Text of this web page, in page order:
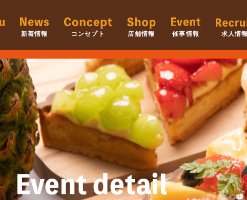
新着情報 コンセプト 店舗情報 催事情報 求人情報
Event detail